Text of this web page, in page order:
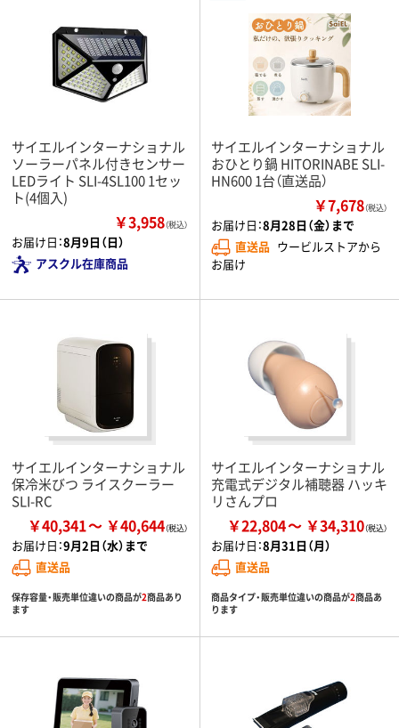
サイエルインターナショナル
ソーラーパネル付きセンサー
LEDライト SLI-4SL100 1セッ
ト(4個入)
￥3,958（税込）
お届け日：8月9日（日）
アスクル在庫商品
サイエルインターナショナル
おひとり鍋 HITORINABE SLI-
HN600 1台（直送品）
￥7,678（税込）
お届け日：8月28日（金）まで
直送品 ウービルストアから
お届け
サイエルインターナショナル
保冷米びつ ライスクーラー
SLI-RC
￥40,341 ￥40,644
お届け日：9月2日（水）まで
直送品
保存容量・販売単位違いの商品が2商品あり
ます
サイエルインターナショナル
充電式デジタル補聴器 ハッキ
リさんプロ
￥22,804 ￥34,310
お届け日：8月31日（月）
直送品
商品タイプ・販売単位違いの商品が2商品あ
ります